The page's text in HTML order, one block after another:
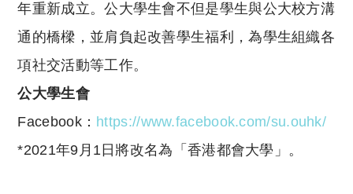
年重新成立。公大學生會不但是學生與公大校方溝
通的橋樑，並肩負起改善學生福利，為學生組織各
項社交活動等工作。
公大學生會
Facebook： https://www.facebook.com/su.ouhk/
*2021年9月1日將改名為「香港都會大學」。